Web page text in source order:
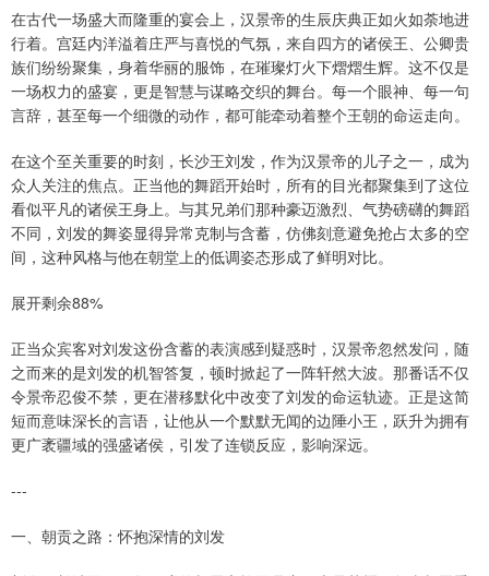
在古代一场盛大而隆重的宴会上，汉景帝的生辰庆典正如火如荼地进
行着。宫廷内洋溢着庄严与喜悦的气氛，来自四方的诸侯王、公卿贵
族们纷纷聚集，身着华丽的服饰，在璀璨灯火下熠熠生辉。这不仅是
一场权力的盛宴，更是智慧与谋略交织的舞台。每一个眼神、每一句
言辞，甚至每一个细微的动作，都可能牵动着整个王朝的命运走向。
在这个至关重要的时刻，长沙王刘发，作为汉景帝的儿子之一，成为
众人关注的焦点。正当他的舞蹈开始时，所有的目光都聚集到了这位
看似平凡的诸侯王身上。与其兄弟们那种豪迈激烈、气势磅礴的舞蹈
不同，刘发的舞姿显得异常克制与含蓄，仿佛刻意避免抢占太多的空
间，这种风格与他在朝堂上的低调姿态形成了鲜明对比。
展开剩余88%
正当众宾客对刘发这份含蓄的表演感到疑惑时，汉景帝忽然发问，随
之而来的是刘发的机智答复，顿时掀起了一阵轩然大波。那番话不仅
令景帝忍俊不禁，更在潜移默化中改变了刘发的命运轨迹。正是这简
短而意味深长的言语，让他从一个默默无闻的边陲小王，跃升为拥有
更广袤疆域的强盛诸侯，引发了连锁反应，影响深远。
---
一、朝贡之路：怀抱深情的刘发